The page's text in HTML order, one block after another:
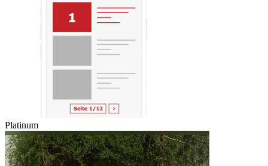
Platinum